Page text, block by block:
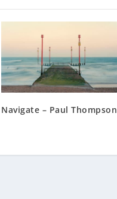
Navigate – Paul Thompson